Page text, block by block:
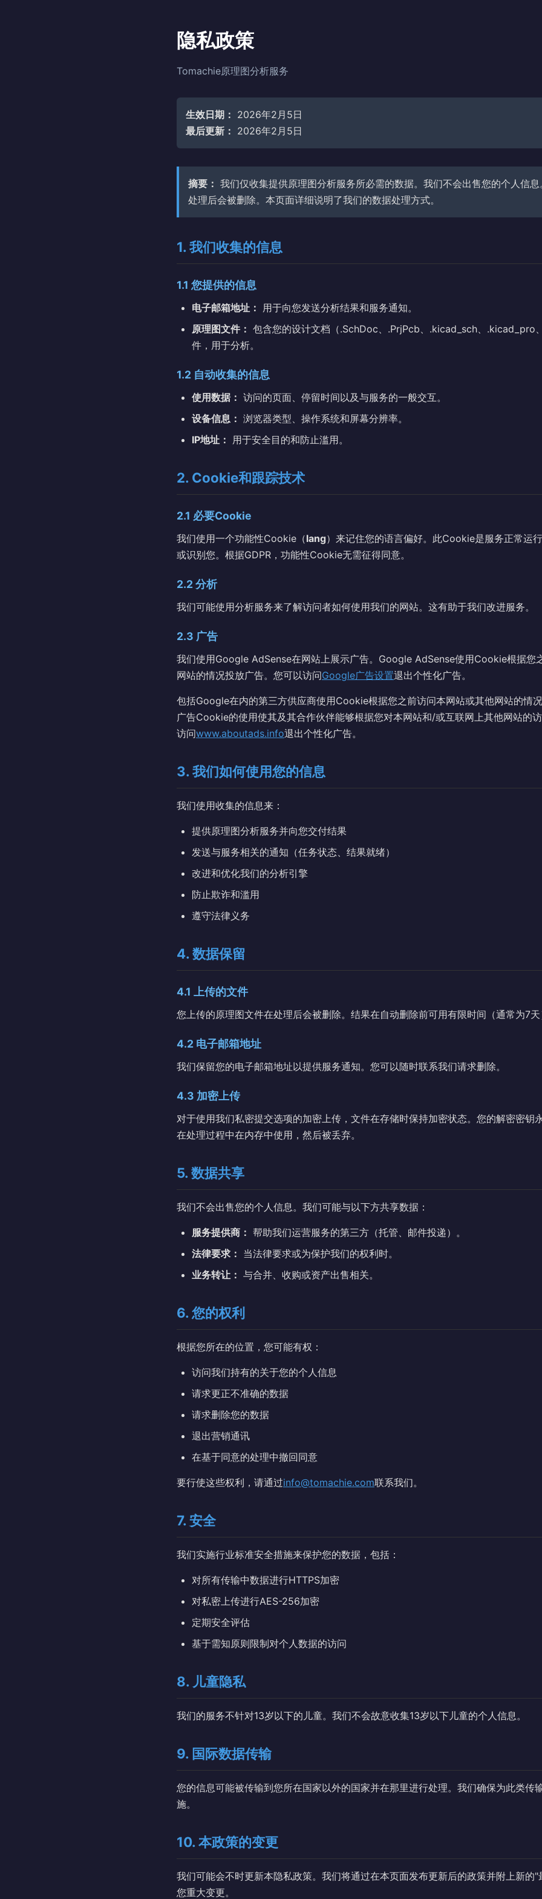
隐私政策
Tomachie原理图分析服务
生效日期： 2026年2月5日
最后更新： 2026年2月5日
摘要： 我们仅收集提供原理图分析服务所必需的数据。我们不会出售您的个人信
处理后会被删除。本页面详细说明了我们的数据处理方式。
1. 我们收集的信息
1.1 您提供的信息
电子邮箱地址： 用于向您发送分析结果和服务通知。
原理图文件： 包含您的设计文档（.SchDoc、.PrjPcb、.kicad_sch、.kicad_pro
件，用于分析。
1.2 自动收集的信息
使用数据： 访问的页面、停留时间以及与服务的一般交互。
设备信息： 浏览器类型、操作系统和屏幕分辨率。
IP地址： 用于安全目的和防止滥用。
2. Cookie和跟踪技术
2.1 必要Cookie
我们使用一个功能性Cookie（lang）来记住您的语言偏好。此Cookie是服务正常运
或识别您。根据GDPR，功能性Cookie无需征得同意。
2.2 分析
我们可能使用分析服务来了解访问者如何使用我们的网站。这有助于我们改进服务。
2.3 广告
我们使用Google AdSense在网站上展示广告。Google AdSense使用Cookie根据您
网站的情况投放广告。您可以访问Google广告设置退出个性化广告。
包括Google在内的第三方供应商使用Cookie根据您之前访问本网站或其他网站的情
广告Cookie的使用使其及其合作伙伴能够根据您对本网站和/或互联网上其他网站的
访问www.aboutads.info退出个性化广告。
3. 我们如何使用您的信息
我们使用收集的信息来：
提供原理图分析服务并向您交付结果
发送与服务相关的通知（任务状态、结果就绪）
改进和优化我们的分析引擎
防止欺诈和滥用
遵守法律义务
4. 数据保留
4.1 上传的文件
您上传的原理图文件在处理后会被删除。结果在自动删除前可用有限时间（通常为7
4.2 电子邮箱地址
我们保留您的电子邮箱地址以提供服务通知。您可以随时联系我们请求删除。
4.3 加密上传
对于使用我们私密提交选项的加密上传，文件在存储时保持加密状态。您的解密密
在处理过程中在内存中使用，然后被丢弃。
5. 数据共享
我们不会出售您的个人信息。我们可能与以下方共享数据：
服务提供商： 帮助我们运营服务的第三方（托管、邮件投递）。
法律要求： 当法律要求或为保护我们的权利时。
业务转让： 与合并、收购或资产出售相关。
6. 您的权利
根据您所在的位置，您可能有权：
访问我们持有的关于您的个人信息
请求更正不准确的数据
请求删除您的数据
退出营销通讯
在基于同意的处理中撤回同意
要行使这些权利，请通过info@tomachie.com联系我们。
7. 安全
我们实施行业标准安全措施来保护您的数据，包括：
对所有传输中数据进行HTTPS加密
对私密上传进行AES-256加密
定期安全评估
基于需知原则限制对个人数据的访问
8. 儿童隐私
我们的服务不针对13岁以下的儿童。我们不会故意收集13岁以下儿童的个人信息。
9. 国际数据传输
您的信息可能被传输到您所在国家以外的国家并在那里进行处理。我们确保为此类传
施。
10. 本政策的变更
我们可能会不时更新本隐私政策。我们将通过在本页面发布更新后的政策并附上新的
您重大变更。